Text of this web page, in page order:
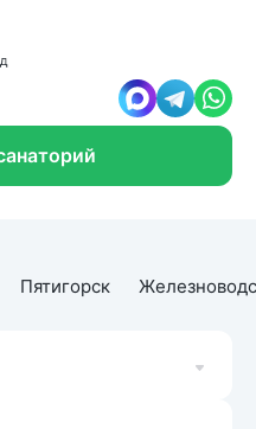
Пятигорск